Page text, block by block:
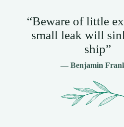
“Beware of little
small leak will
ship”
— Benjamin